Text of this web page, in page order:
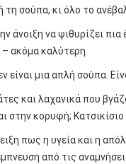
σούπα, κι όλο το
άνοιξη να ψιθυρίζει
ακόμα καλύτερη.
είναι μια απλή σούπα.
και λαχανικά που
στην κορυφή;
πως η υγεία και η
από τις